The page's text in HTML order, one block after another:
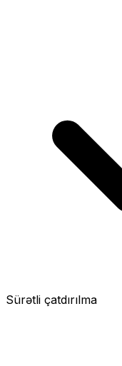
Sürətli çatdırılma